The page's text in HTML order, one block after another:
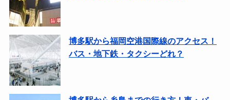
博多駅から福岡空港国際線のアクセス！
バス・地下鉄・タクシーどれ？